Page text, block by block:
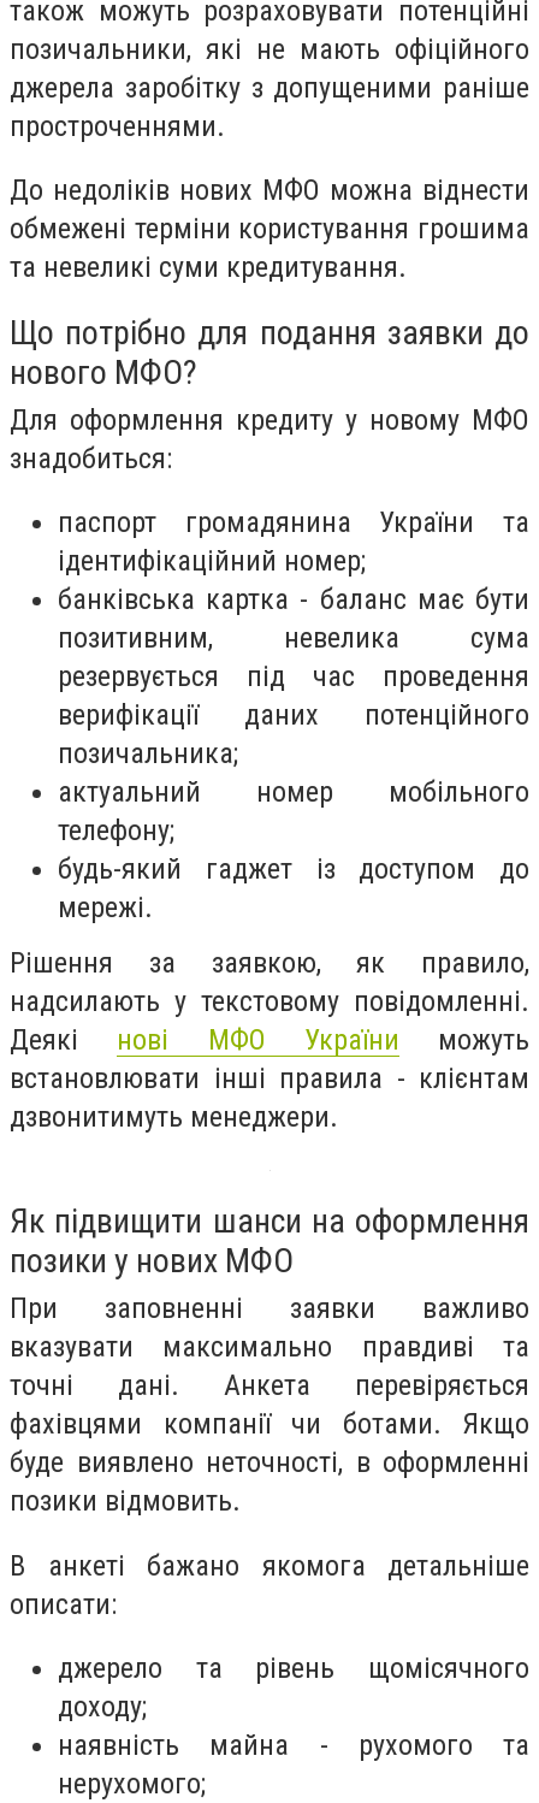
також можуть розраховувати потенційні
позичальники, які не мають офіційного
джерела заробітку з допущеними раніше
простроченнями.
До недоліків нових МФО можна віднести
обмежені терміни користування грошима
та невеликі суми кредитування.
Що потрібно для подання заявки до
нового МФО?
Для оформлення кредиту у новому МФО
знадобиться:
паспорт громадянина України та
ідентифікаційний номер;
банківська картка - баланс має бути
позитивним, невелика сума
резервується під час проведення
верифікації даних потенційного
позичальника;
актуальний номер мобільного
телефону;
будь-який гаджет із доступом до
мережі.
Рішення за заявкою, як правило,
надсилають у текстовому повідомленні.
Деякі нові МФО України можуть
встановлювати інші правила - клієнтам
дзвонитимуть менеджери.
Як підвищити шанси на оформлення
позики у нових МФО
При заповненні заявки важливо
вказувати максимально правдиві та
точні дані. Анкета перевіряється
фахівцями компанії чи ботами. Якщо
буде виявлено неточності, в оформленні
позики відмовить.
В анкеті бажано якомога детальніше
описати:
джерело та рівень щомісячного
доходу;
наявність майна - рухомого та
нерухомого;